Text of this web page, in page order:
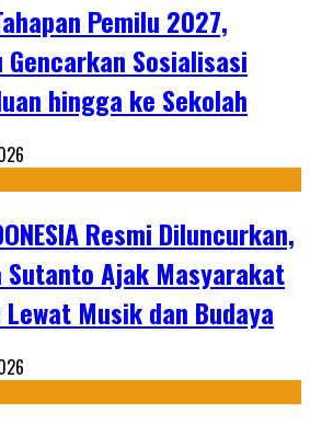
Pemilu 2027,
Gencarkan Sosialisasi
hingga ke Sekolah
Resmi Diluncurkan,
Sutanto Ajak Masyarakat
Musik dan Budaya